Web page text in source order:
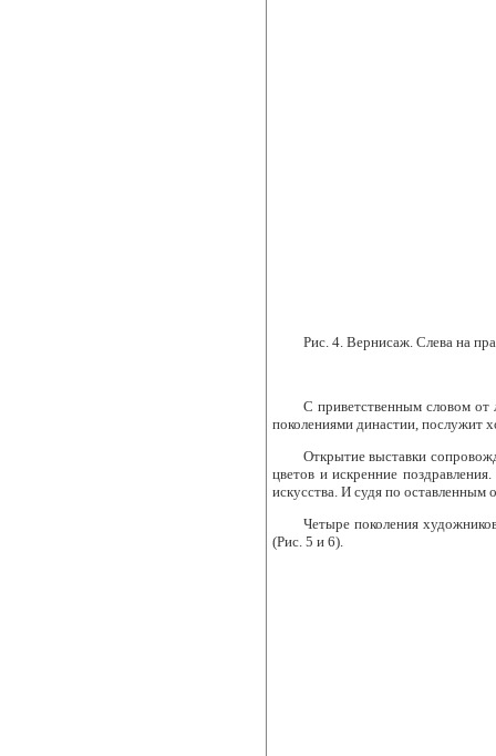
Рис. 4. Вернисаж. Слева на
С приветственным словом от
поколениями династии, послужит
Открытие выставки
цветов и искренние
искусства. И судя по оставленным
Четыре поколения
(Рис. 5 и 6).